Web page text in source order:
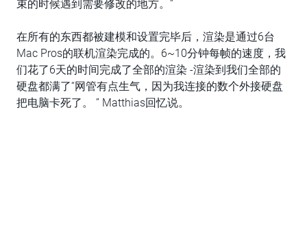
束的时候遇到需要修改的地方。”
在所有的东西都被建模和设置完毕后，渲染是通过6台
Mac Pros的联机渲染完成的。6~10分钟每帧的速度，我
们花了6天的时间完成了全部的渲染 -渲染到我们全部的
硬盘都满了“网管有点生气，因为我连接的数个外接硬盘
把电脑卡死了。 ” Matthias回忆说。